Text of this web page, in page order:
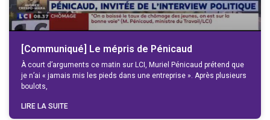
[Communiqué] Le mépris de Pénicaud
À court d’arguments ce matin sur LCI, Muriel Pénicaud prétend que
je n’ai « jamais mis les pieds dans une entreprise ». Après plusieurs
boulots,
LIRE LA SUITE